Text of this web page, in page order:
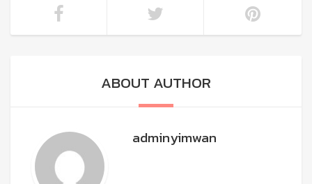
ABOUT AUTHOR
adminyimwan